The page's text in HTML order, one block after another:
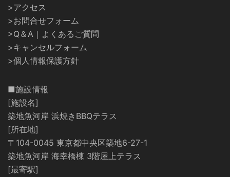
>アクセス
>お問合せフォーム
>Q＆A｜よくあるご質問
>キャンセルフォーム
>個人情報保護方針
■施設情報
[施設名]
築地魚河岸 浜焼きBBQテラス
[所在地]
〒104-0045 東京都中央区築地6-27-1
築地魚河岸 海幸橋棟 3階屋上テラス
[最寄駅]